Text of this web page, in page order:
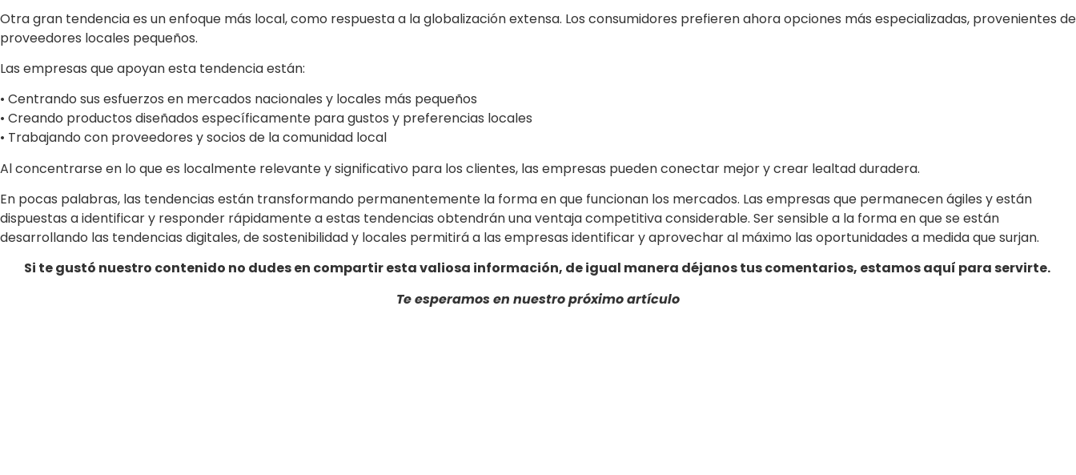
Otra gran tendencia es un enfoque más local, como respuesta a la globalización extensa. Los consumidores prefieren ahora opciones más especializadas, provenientes de
proveedores locales pequeños.
Las empresas que apoyan esta tendencia están:
• Centrando sus esfuerzos en mercados nacionales y locales más pequeños
• Creando productos diseñados específicamente para gustos y preferencias locales
• Trabajando con proveedores y socios de la comunidad local
Al concentrarse en lo que es localmente relevante y significativo para los clientes, las empresas pueden conectar mejor y crear lealtad duradera.
En pocas palabras, las tendencias están transformando permanentemente la forma en que funcionan los mercados. Las empresas que permanecen ágiles y están
dispuestas a identificar y responder rápidamente a estas tendencias obtendrán una ventaja competitiva considerable. Ser sensible a la forma en que se están
desarrollando las tendencias digitales, de sostenibilidad y locales permitirá a las empresas identificar y aprovechar al máximo las oportunidades a medida que surjan.
Si te gustó nuestro contenido no dudes en compartir esta valiosa información, de igual manera déjanos tus comentarios, estamos aquí para servirte.
Te esperamos en nuestro próximo artículo